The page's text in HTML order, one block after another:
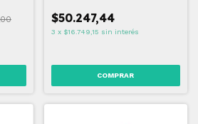
$50.247,44
3 x $16.749,15 sin interés
COMPRAR